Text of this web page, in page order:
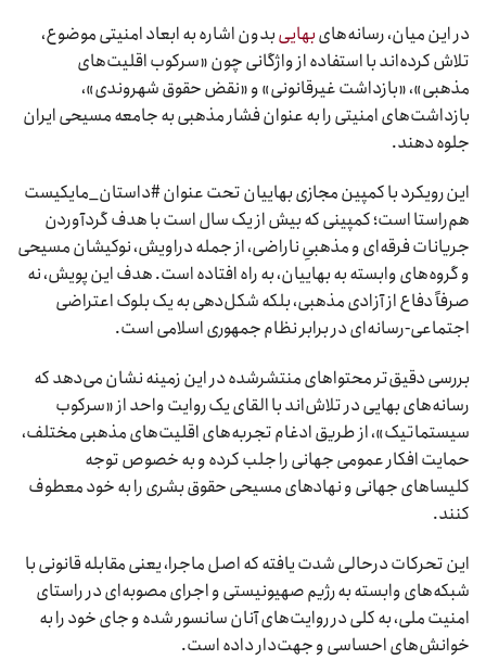
در این میان، رسانه‌هایبهاییبدون اشاره به ابعاد امنیتی موضوع،
تلاش کرده‌اند با استفاده از واژگانی چون «سرکوب اقلیت‌های
مذهبی»، «بازداشت غیرقانونی» و «نقض حقوق شهروندی»،
بازداشت‌های امنیتی را به عنوان فشار مذهبی به جامعه مسیحی ایران
جلوه دهند.
این رویکرد با کمپین مجازی بهاییان تحت عنوان #داستان_مایکیست
هم‌راستا است؛ کمپینی که بیش از یک سال است با هدف گردآوردن
جریانات فرقه‌ای و مذهبیِ ناراضی، از جمله دراویش، نوکیشان مسیحی
و گروه‌های وابسته به بهاییان، به راه افتاده است. هدف این پویش، نه
صرفاً دفاع از آزادی مذهبی، بلکه شکل‌دهی به یک بلوک اعتراضی
اجتماعی-رسانه‌ای در برابر نظام جمهوری اسلامی است.
بررسی دقیق‌تر محتواهای منتشرشده در این زمینه نشان می‌دهد که
رسانه‌های بهایی در تلاش‌اند با القای یک روایت واحد از «سرکوب
سیستماتیک»، از طریق ادغام تجربه‌های اقلیت‌های مذهبی مختلف،
حمایت افکار عمومی جهانی را جلب کرده و به خصوص توجه
کلیساهای جهانی و نهادهای مسیحی حقوق بشری را به خود معطوف
کنند.
این تحرکات درحالی شدت یافته که اصل ماجرا، یعنی مقابله قانونی با
شبکه‌های وابسته به رژیم صهیونیستی و اجرای مصوبه‌ای در راستای
امنیت ملی، به کلی در روایت‌های آنان سانسور شده و جای خود را به
خوانش‌های احساسی و جهت‌دار داده است.